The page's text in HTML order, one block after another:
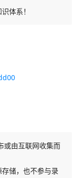
体系！
或由互联网收集而
储，也不参与录